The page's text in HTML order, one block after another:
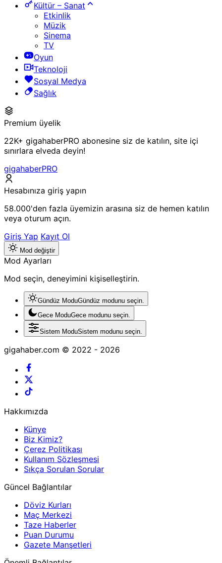
Kültür – Sanat
Etkinlik
Müzik
Sinema
TV
Oyun
Teknoloji
Sosyal Medya
Sağlık
Premium üyelik
22K+ gigahaberPRO abonesine siz de katılın, site içi
sınırlara elveda deyin!
gigahaberPRO
Hesabınıza giriş yapın
58.000'den fazla üyemizin arasına siz de hemen katılın
veya oturum açın.
Giriş Yap Kayıt Ol
Mod değiştir
Mod Ayarları
Mod seçin, deneyimini kişiselleştirin.
Gündüz ModuGündüz modunu seçin.
Gece ModuGece modunu seçin.
Sistem ModuSistem modunu seçin.
gigahaber.com © 2022 - 2026
Hakkımızda
Künye
Biz Kimiz?
Çerez Politikası
Kullanım Sözleşmesi
Sıkça Sorulan Sorular
Güncel Bağlantılar
Döviz Kurları
Maç Merkezi
Taze Haberler
Puan Durumu
Gazete Manşetleri